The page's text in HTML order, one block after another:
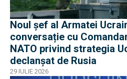
Noul șef al Armatei
conversație cu
NATO privind strategia
declanșat de Rusia
29 IULIE 2026